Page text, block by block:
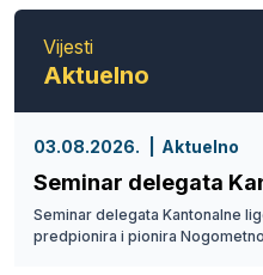
Vijesti
Aktuelno
03.08.2026. Aktuelno
Seminar delegata
Seminar delegata Kantonalne
predpionira i pionira